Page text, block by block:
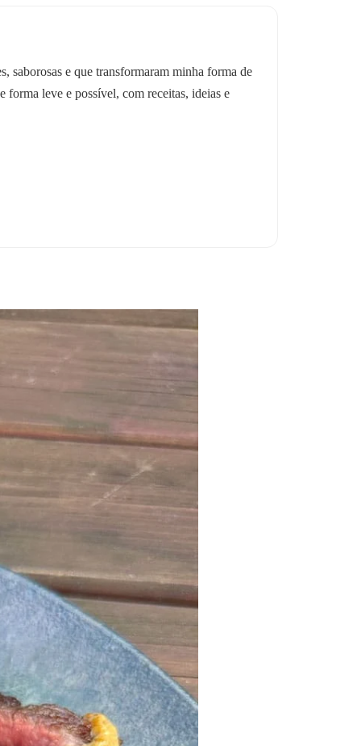
saborosas e que transformaram minha forma de
forma leve e possível, com receitas, ideias e